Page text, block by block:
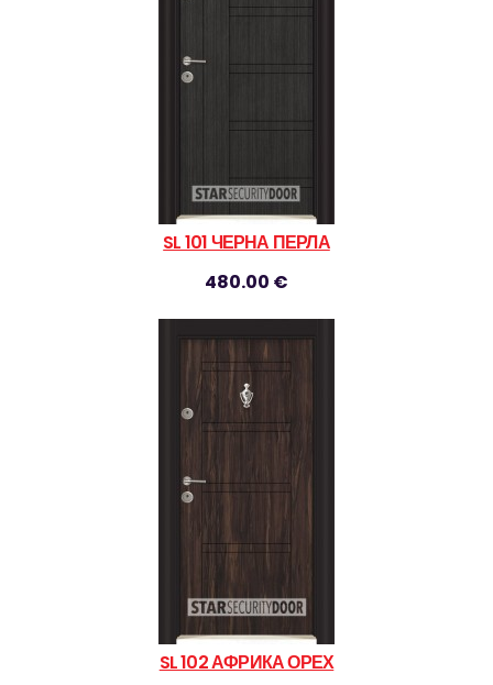
SL 101 ЧЕРНА ПЕРЛА
480.00 €
SL 102 АФРИКА ОРЕХ